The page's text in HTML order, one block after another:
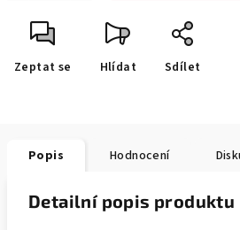
Zeptat se Hlídat Sdílet
Popis Hodnocení
Detailní popis produktu